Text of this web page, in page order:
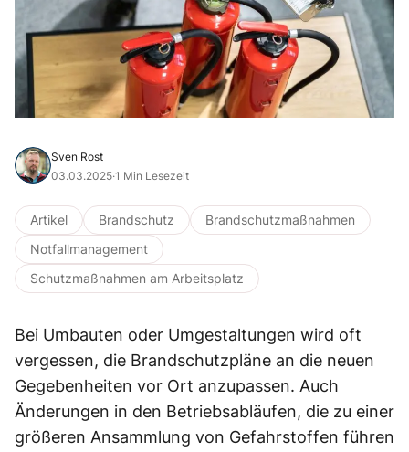
Sven Rost
03.03.2025·1 Min Lesezeit
Artikel Brandschutz
Brandschutzmaßnahmen
Notfallmanagement
Schutzmaßnahmen am Arbeitsplatz
Bei Umbauten oder Umgestaltungen wird oft
vergessen, die Brandschutzpläne an die neuen
Gegebenheiten vor Ort anzupassen. Auch
Änderungen in den Betriebsabläufen, die zu einer
größeren Ansammlung von Gefahrstoffen führen